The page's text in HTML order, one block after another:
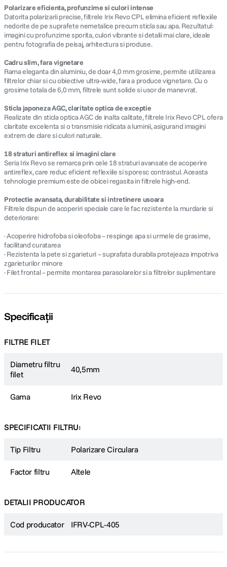
Polarizare eficienta, profunzime si culori intense
Datorita polarizarii precise, filtrele Irix Revo CPL elimina eficient reflexiile
nedorite de pe suprafete nemetalice precum sticla sau apa. Rezultatul:
imagini cu profunzime sporita, culori vibrante si detalii mai clare, ideale
pentru fotografia de peisaj, arhitectura si produse.
Cadru slim, fara vignetare
Rama eleganta din aluminiu, de doar 4,0 mm grosime, permite utilizarea
filtrelor chiar si cu obiective ultra-wide, fara a produce vignetare. Cu o
grosime totala de 6,0 mm, filtrele sunt solide si usor de manevrat.
Sticla japoneza AGC, claritate optica de exceptie
Realizate din sticla optica AGC de inalta calitate, filtrele Irix Revo CPL ofera
claritate excelenta si o transmisie ridicata a luminii, asigurand imagini
extrem de clare si culori naturale.
18 straturi antireflex si imagini clare
Seria Irix Revo se remarca prin cele 18 straturi avansate de acoperire
antireflex, care reduc eficient reflexiile si sporesc contrastul. Aceasta
tehnologie premium este de obicei regasita in filtrele high-end.
Protectie avansata, durabilitate si intretinere usoara
Filtrele dispun de acoperiri speciale care le fac rezistente la murdarie si
deteriorare:
· Acoperire hidrofoba si oleofoba – respinge apa si urmele de grasime,
facilitand curatarea
· Rezistenta la pete si zgarieturi – suprafata durabila protejeaza impotriva
zgarieturilor minore
· Filet frontal – permite montarea parasolarelor si a filtrelor suplimentare
Specificații
FILTRE FILET
Diametru filtru
filet
40,5mm
Gama Irix Revo
SPECIFICATII FILTRU:
Tip Filtru Polarizare Circulara
Factor filtru Altele
DETALII PRODUCATOR
Cod producator IFRV-CPL-405